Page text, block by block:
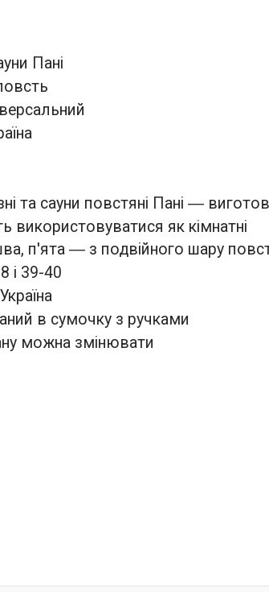
Пані
та сауни повстяні Пані ―
використовуватися як кімнатні
п'ята ― з подвійного шару
і 39-40
в сумочку з ручками
можна змінювати